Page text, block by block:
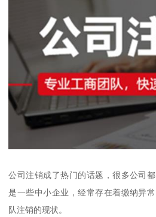
公司注销成了热门的话题，很多公司
是一些中小企业，经常存在着缴纳异
队注销的现状。